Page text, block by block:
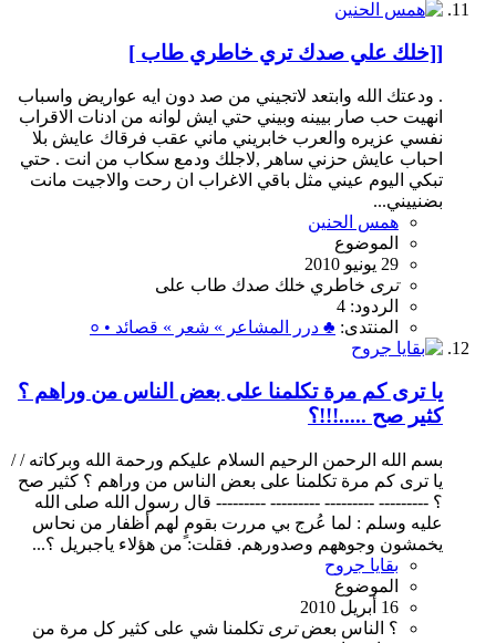
[[خلك علي صدك تري خاطري طاب ]
. ودعتك الله وابتعد لاتجيني من صد دون ايه عواريض واسباب
انهيت حب صار بيينه وبيني حتي ايش لوانه من ادنات الاقراب
نفسي عزيره والعرب خابريني ماني عقب فرقاك عايش بلا
احباب عايش حزني ساهر ,لاجلك ودمع سكاب من انت . حتي
تبكي اليوم عيني مثل باقي الاغراب ان رحت والاجيت مانت
بضنييني...
همس الحنين
الموضوع
29 يونيو 2010
ترى خاطري خلك صدك طاب على
الردود: 4
المنتدى: ♣ درر المشاعر » شعر » قصائد • ०
يا ترى كم مرة تكلمنا على بعض الناس من وراهم ؟
كثير صح .....!!!؟
بسم الله الرحمن الرحيم السلام عليكم ورحمة الله وبركاته / /
يا ترى كم مرة تكلمنا على بعض الناس من وراهم ؟ كثير صح
؟ --------- --------- --------- --------- قال رسول الله صلى الله
عليه وسلم : لما عُرج بي مررت بقومٍ لهم أظفار من نحاس
يخمشون وجوههم وصدورهم. فقلت: من هؤلاء ياجبريل ؟...
بقايا جروح
الموضوع
16 أبريل 2010
؟ الناس بعضترى تكلمنا شي على كثير كل مرة من